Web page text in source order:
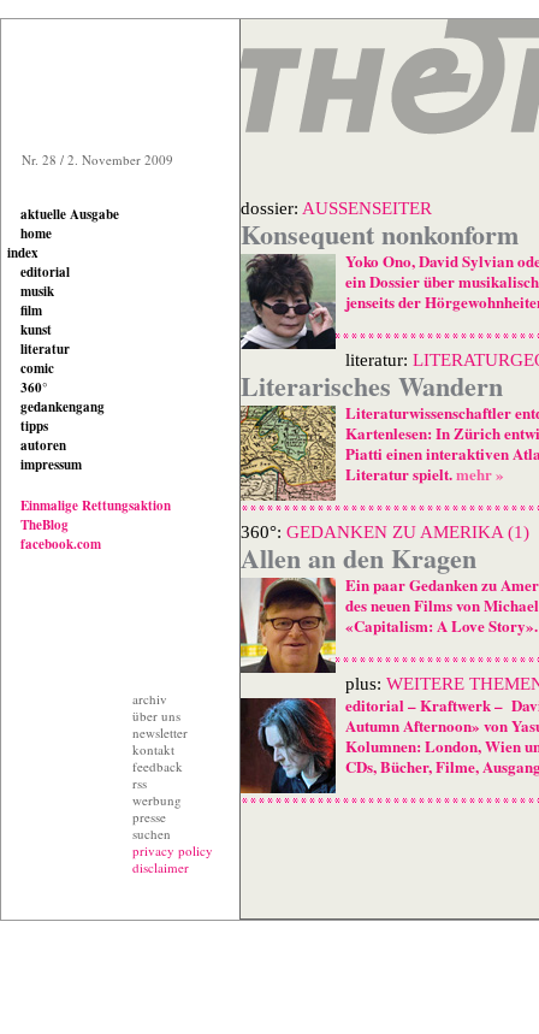
Nr. 28 / 2. November 2009
aktuelle Ausgabe
home
index
editorial
musik
film
kunst
literatur
comic
360°
gedankengang
tipps
autoren
impressum
Einmalige Rettungsaktion
TheBlog
facebook.com
archiv
über uns
newsletter
kontakt
feedback
rss
werbung
presse
suchen
privacy policy
disclaimer
dossier: AUSSENSEITER
Konsequent nonkonform
Yoko Ono, David Sylvian
ein Dossier über
jenseits der
literatur:
Literarisches Wandern
Literaturwissenschaftler
Kartenlesen: In Zürich
Piatti einen interaktiven
Literatur spielt.mehr »
360°: GEDANKEN ZU AMERIKA (1)
Allen an den Kragen
Ein paar Gedanken zu
des neuen Films von
«Capitalism: A Love Story».
plus: WEITERE
editorial–Kraftwerk–
Autumn Afternoon» von
Kolumnen: London, Wien
CDs, Bücher, Filme,